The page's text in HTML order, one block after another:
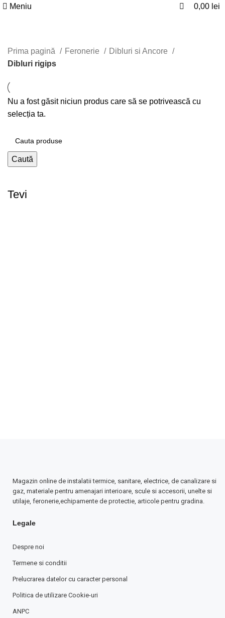
Meniu 0,00 lei
Tevi
Prima pagină Feronerie
Dibluri si Ancore
Dibluri rigips
Nu a fost găsit niciun produs care să se potrivească cu
selecția ta.
Caută
Magazin online de instalatii termice, sanitare, electrice, de canalizare si
gaz, materiale pentru amenajari interioare, scule si accesorii, unelte si
utilaje, feronerie,echipamente de protectie, articole pentru gradina.
Legale
Despre noi
Termene si conditii
Prelucrarea datelor cu caracter personal
Politica de utilizare Cookie-uri
ANPC